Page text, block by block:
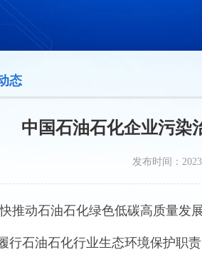
态
中国石油石化企业污染
发布时间：
动石油石化绿色低碳高质量发展
行石油石化行业生态环境保护职